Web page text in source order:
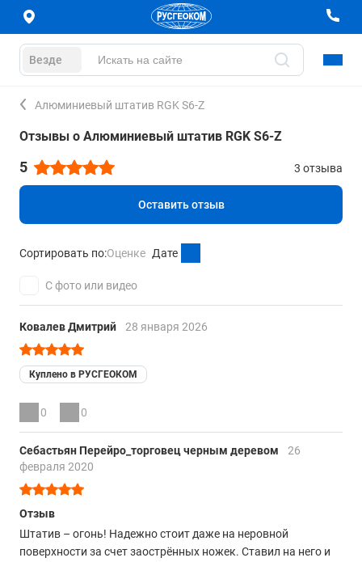
Везде
Алюминиевый штатив RGK S6-Z
Отзывы о Алюминиевый штатив RGK S6-Z
5 3 отзыва
Оставить отзыв
Сортировать по:Оценке Дате
С фото или видео
Ковалев Дмитрий 28 января 2026
Куплено в РУСГЕОКОМ
0 0
Себастьян Перейро_торговец черным деревом
26
февраля 2020
Отзыв
Штатив – огонь! Надежно стоит даже на неровной
поверхности за счет заострённых ножек. Ставил на него и